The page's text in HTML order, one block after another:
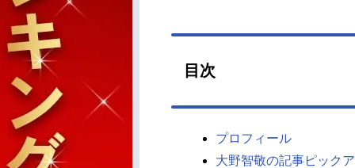
目次
プロフィール
大野智敬の記事ピック